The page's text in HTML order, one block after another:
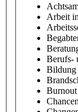
Arbeit
Berufs-
Bildung
Burnout